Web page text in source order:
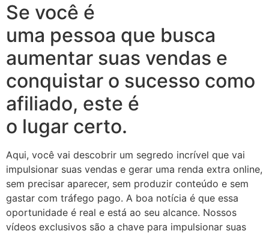
Se você é
uma pessoa que busca
aumentar suas vendas e
conquistar o sucesso como
afiliado, este é
o lugar certo.
Aqui, você vai descobrir um segredo incrível que vai
impulsionar suas vendas e gerar uma renda extra online,
sem precisar aparecer, sem produzir conteúdo e sem
gastar com tráfego pago. A boa notícia é que essa
oportunidade é real e está ao seu alcance. Nossos
vídeos exclusivos são a chave para impulsionar suas